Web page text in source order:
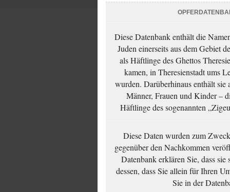
Diese Datenbank enthält die
Juden einerseits aus dem Gebiet
als Häftlinge des Ghettos
kamen, in Theresienstadt ums
wurden. Darüberhinaus enthält
Männer, Frauen und Kinder –
Häftlinge des sogenannten
Diese Daten wurden zum
gegenüber den Nachkommen
Datenbank erklären Sie, dass sie
dessen, dass Sie allein für Ihren
Sie in der